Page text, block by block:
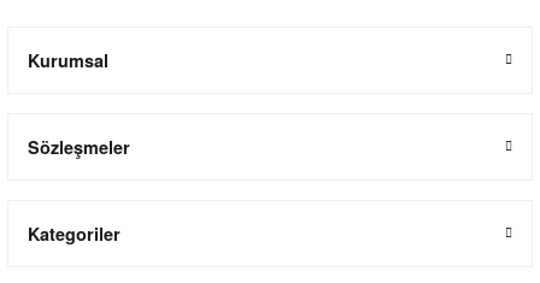
Kurumsal
Sözleşmeler
Kategoriler